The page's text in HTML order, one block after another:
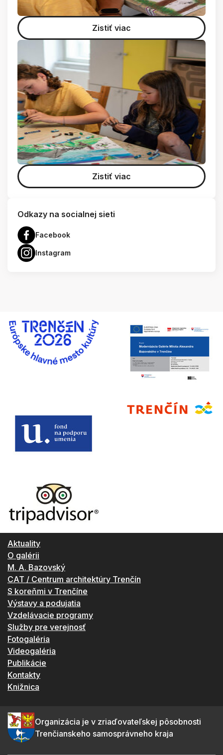
Zistiť viac
Zistiť viac
Odkazy na socialnej sieti
Facebook
Instagram
Aktuality
O galérii
M. A. Bazovský
CAT / Centrum architektúry Trenčín
S koreňmi v Trenčíne
Výstavy a podujatia
Vzdelávacie programy
Služby pre verejnosť
Fotogaléria
Videogaléria
Publikácie
Kontakty
Knižnica
Organizácia je v zriaďovateľskej pôsobnosti
Trenčianskeho samosprávneho kraja